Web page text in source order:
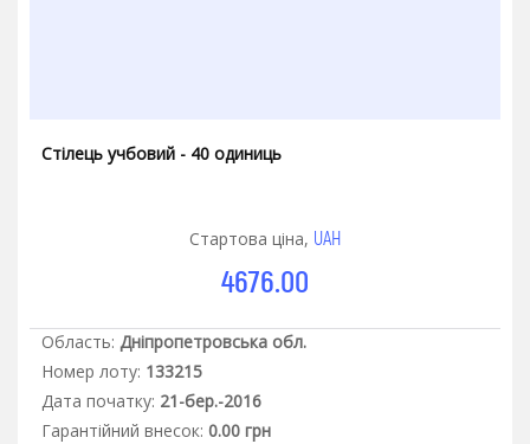
Стілець учбовий - 40 одиниць
Стартова ціна, UAH
4676.00
Область: Дніпропетровська обл.
Номер лоту: 133215
Дата початку: 21-бер.-2016
Гарантiйний внесок: 0.00 грн